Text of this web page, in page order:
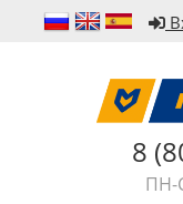
8
ПН-